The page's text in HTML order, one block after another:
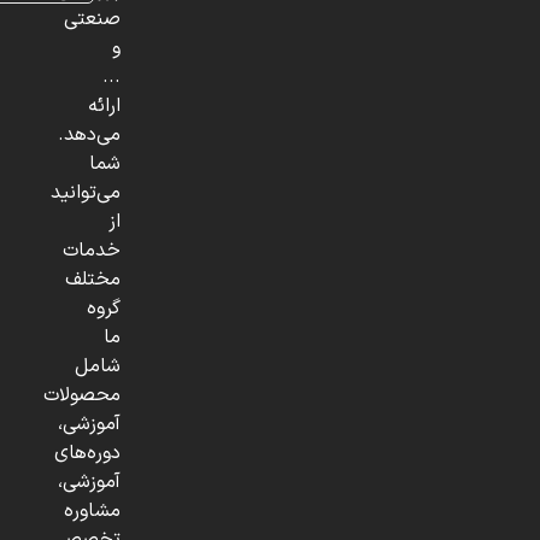
صنعتی
و
...
ارائه
می‌دهد.
شما
می‌توانید
از
خدمات
مختلف
گروه
ما
شامل
محصولات
آموزشی،
دوره‌های
آموزشی،
مشاوره